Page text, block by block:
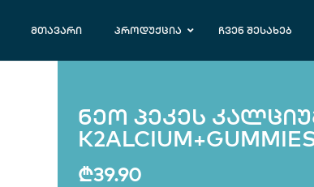
მთავარი პროდუქცია ჩვენ შესახებ
ნეო პეკეს
₾39.90